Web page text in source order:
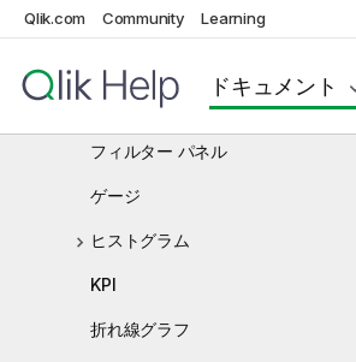
Qlik.com Community Learning
ドキュメント
ブレット チャート
分布プロット
フィルター パネル
ゲージ
ヒストグラム
KPI
折れ線グラフ